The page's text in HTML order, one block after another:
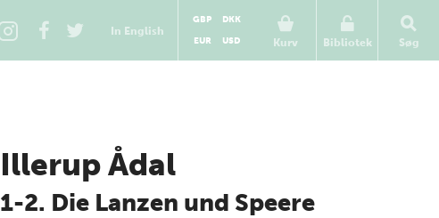
In English
Kurv
GBP
DKK
EUR
USD Bibliotek Søg
Illerup Ådal
1-2. Die Lanzen und Speere